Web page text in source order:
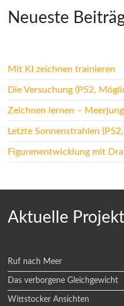
Neueste
Mit KI zeichnen trainieren
Die Versuchung (P52,
Zeichnen lernen –
Letzte Sonnenstrahlen
Figurenentwicklung mit
Aktuelle
Ruf nach Meer
Das verborgene Gleichgewicht
Wittstocker Ansichten